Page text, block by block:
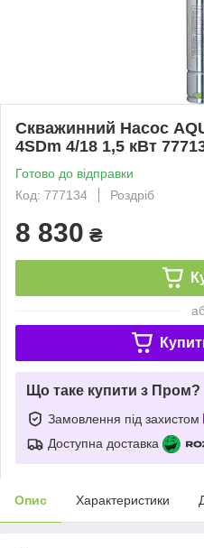
Скважинний Насос
4SDm 4/18 1,5 кВт
Готово до відправки
Код: 777134
Роздріб
8 830 ₴
Що таке купити з Пром?
Замовлення під захистом
Доступна доставка
Опис Характеристики